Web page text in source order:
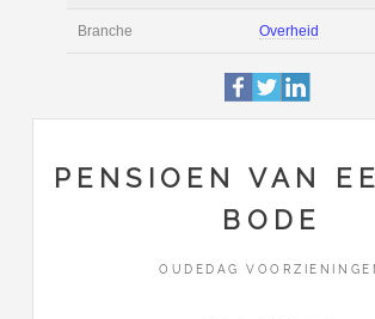
Tarief
Boekhoudsoftware
Boekhouding
PENSIOEN VAN
BODE
OUDEDAG